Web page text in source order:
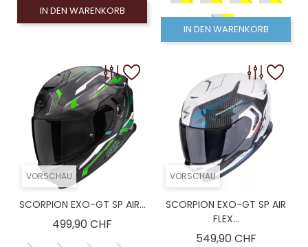
IN DEN WARENKORB
IN DEN WARENKORB
VORSCHAU
SCORPION EXO-GT SP AIR...
499,90 CHF
VORSCHAU
SCORPION EXO-GT SP AIR
FLEX...
549,90 CHFPreis